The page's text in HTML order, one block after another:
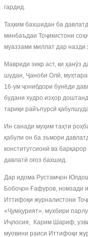
гардид.
Таҳким бахшидан ба
минбаъдаи Тоҷикистони
муаззами миллат дар назди
Мавриди зикр аст, ки ҳанӯз
шудан, Ҷаноби Олӣ,
16-ум ҷонибдори бунёди
будани худро изҳор
тариқи райъпурсӣ
Ин санади муҳим таҳти
қабули он ба эъмори
конститутсионӣ ва
давлатӣ оғоз бахшид.
Дар идома Рустамҷон
Бобоҷон Ғафуров, номзади
Иттифоқи журналистони
«Ҷумҳурият», мухбири
Иҷлосия, Карим Шариф,
муовини раиси Иттифоқи